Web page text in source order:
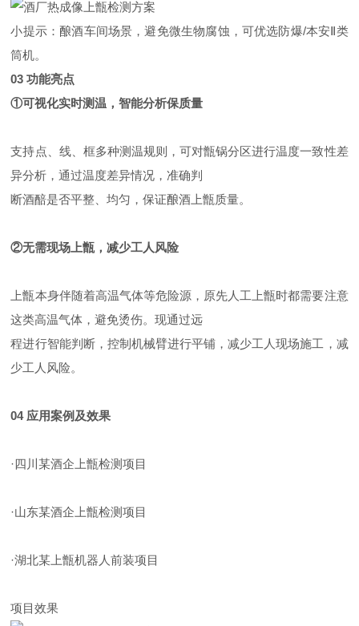
小提示：酿酒车间场景，避免微生物腐蚀，可优选防爆/本安Ⅱ类
筒机。
03 功能亮点
①可视化实时测温，智能分析保质量
支持点、线、框多种测温规则，可对甑锅分区进行温度一致性差
异分析，通过温度差异情况，准确判
断酒醅是否平整、均匀，保证酿酒上甑质量。
②无需现场上甑，减少工人风险
上甑本身伴随着高温气体等危险源，原先人工上甑时都需要注意
这类高温气体，避免烫伤。现通过远
程进行智能判断，控制机械臂进行平铺，减少工人现场施工，减
少工人风险。
04 应用案例及效果
·四川某酒企上甑检测项目
·山东某酒企上甑检测项目
·湖北某上甑机器人前装项目
项目效果